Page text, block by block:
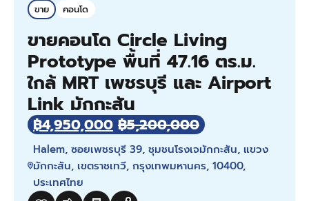
ขาย คอนโด
ขายคอนโด Circle Living
Prototype พื้นที่ 47.16 ตร.ม.
ใกล้ MRT เพชรบุรี และ Airport
Link มักกะสัน
฿4,950,000 ฿5,200,000
Halem, ซอยเพชรบุรี 39, ชุมชนโรงเจมักกะสัน, แขวง
มักกะสัน, เขตราชเทวี, กรุงเทพมหานคร, 10400,
ประเทศไทย